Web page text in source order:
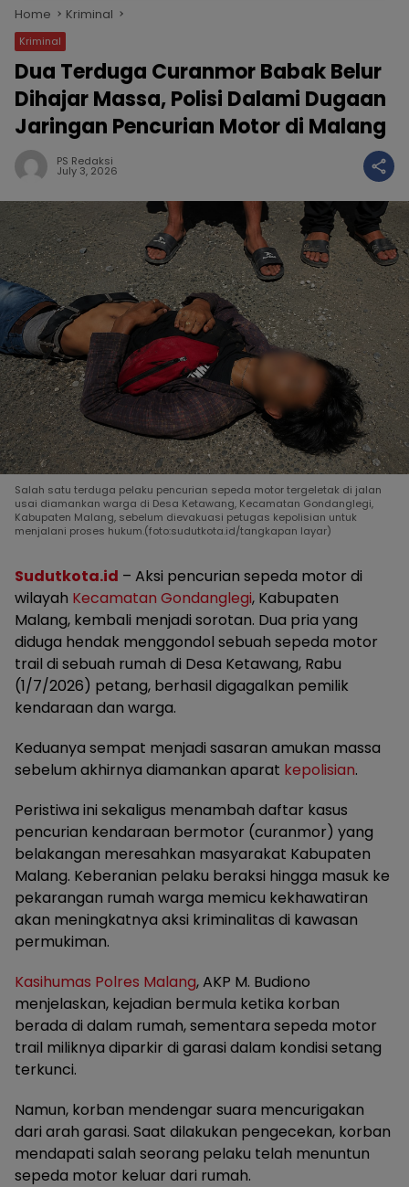
Home Kriminal
Kriminal
Dua Terduga Curanmor Babak Belur
Dihajar Massa, Polisi Dalami Dugaan
Jaringan Pencurian Motor di Malang
PS Redaksi
July 3, 2026
Salah satu terduga pelaku pencurian sepeda motor tergeletak di jalan
usai diamankan warga di Desa Ketawang, Kecamatan Gondanglegi,
Kabupaten Malang, sebelum dievakuasi petugas kepolisian untuk
menjalani proses hukum.(foto:sudutkota.id/tangkapan layar)
Sudutkota.id – Aksi pencurian sepeda motor di
wilayah Kecamatan Gondanglegi, Kabupaten
Malang, kembali menjadi sorotan. Dua pria yang
diduga hendak menggondol sebuah sepeda motor
trail di sebuah rumah di Desa Ketawang, Rabu
(1/7/2026) petang, berhasil digagalkan pemilik
kendaraan dan warga.
Keduanya sempat menjadi sasaran amukan massa
sebelum akhirnya diamankan aparat kepolisian.
Peristiwa ini sekaligus menambah daftar kasus
pencurian kendaraan bermotor (curanmor) yang
belakangan meresahkan masyarakat Kabupaten
Malang. Keberanian pelaku beraksi hingga masuk ke
pekarangan rumah warga memicu kekhawatiran
akan meningkatnya aksi kriminalitas di kawasan
permukiman.
Kasihumas Polres Malang, AKP M. Budiono
menjelaskan, kejadian bermula ketika korban
berada di dalam rumah, sementara sepeda motor
trail miliknya diparkir di garasi dalam kondisi setang
terkunci.
Namun, korban mendengar suara mencurigakan
dari arah garasi. Saat dilakukan pengecekan, korban
mendapati salah seorang pelaku telah menuntun
sepeda motor keluar dari rumah.